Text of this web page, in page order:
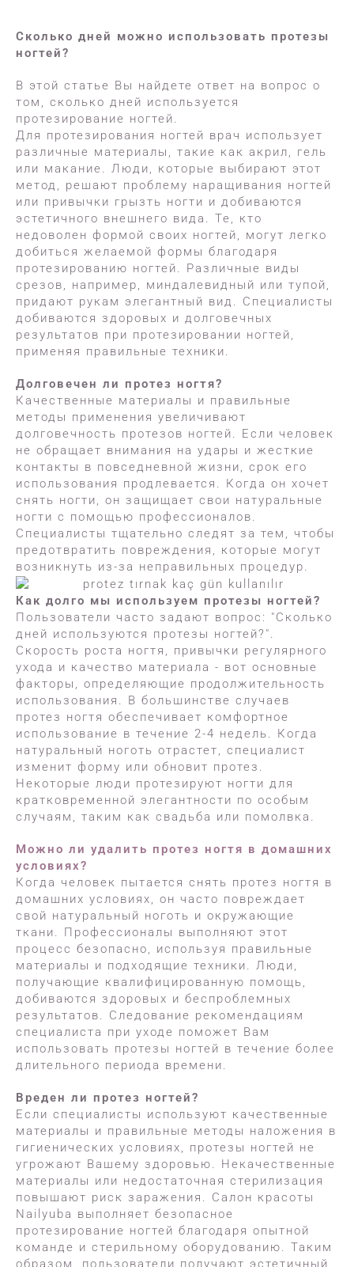
Сколько дней можно использовать протезы
ногтей?
В этой статье Вы найдете ответ на вопрос о
том, сколько дней используется
протезирование ногтей.
Для протезирования ногтей врач использует
различные материалы, такие как акрил, гель
или макание. Люди, которые выбирают этот
метод, решают проблему наращивания ногтей
или привычки грызть ногти и добиваются
эстетичного внешнего вида. Те, кто
недоволен формой своих ногтей, могут легко
добиться желаемой формы благодаря
протезированию ногтей. Различные виды
срезов, например, миндалевидный или тупой,
придают рукам элегантный вид. Специалисты
добиваются здоровых и долговечных
результатов при протезировании ногтей,
применяя правильные техники.
Долговечен ли протез ногтя?
Качественные материалы и правильные
методы применения увеличивают
долговечность протезов ногтей. Если человек
не обращает внимания на удары и жесткие
контакты в повседневной жизни, срок его
использования продлевается. Когда он хочет
снять ногти, он защищает свои натуральные
ногти с помощью профессионалов.
Специалисты тщательно следят за тем, чтобы
предотвратить повреждения, которые могут
возникнуть из-за неправильных процедур.
Как долго мы используем протезы ногтей?
Пользователи часто задают вопрос: "Сколько
дней используются протезы ногтей?".
Скорость роста ногтя, привычки регулярного
ухода и качество материала - вот основные
факторы, определяющие продолжительность
использования. В большинстве случаев
протез ногтя обеспечивает комфортное
использование в течение 2-4 недель. Когда
натуральный ноготь отрастет, специалист
изменит форму или обновит протез.
Некоторые люди протезируют ногти для
кратковременной элегантности по особым
случаям, таким как свадьба или помолвка.
Можно ли удалить протез ногтя в домашних
условиях?
Когда человек пытается снять протез ногтя в
домашних условиях, он часто повреждает
свой натуральный ноготь и окружающие
ткани. Профессионалы выполняют этот
процесс безопасно, используя правильные
материалы и подходящие техники. Люди,
получающие квалифицированную помощь,
добиваются здоровых и беспроблемных
результатов. Следование рекомендациям
специалиста при уходе поможет Вам
использовать протезы ногтей в течение более
длительного периода времени.
Вреден ли протез ногтей?
Если специалисты используют качественные
материалы и правильные методы наложения в
гигиенических условиях, протезы ногтей не
угрожают Вашему здоровью. Некачественные
материалы или недостаточная стерилизация
повышают риск заражения. Салон красоты
Nailyuba выполняет безопасное
протезирование ногтей благодаря опытной
команде и стерильному оборудованию. Таким
образом, пользователи получают эстетичный